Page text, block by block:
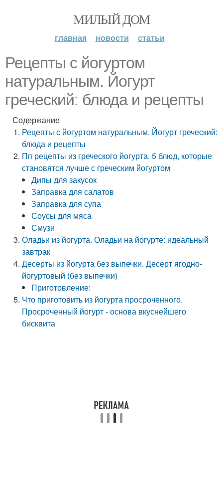
МИЛЫЙ ДОМ
главная новости статьи
Рецепты с йогуртом
натуральным. Йогурт
греческий: блюда и рецепты
Содержание
Рецепты с йогуртом натуральным. Йогурт греческий:
блюда и рецепты
Пп рецепты из греческого йогурта. 5 блюд, которые
становятся лучше с греческим йогуртом
Дипы для закусок
Заправка для салатов
Заправка для супа
Соусы для мяса
Смузи
Оладьи из йогурта. Оладьи на йогурте: идеальный
завтрак
Десерты из йогурта без выпечки. Десерт ягодно-
йогуртовый (без выпечки)
Приготовление:
Что приготовить из йогурта просроченного.
Просроченный йогурт - основа вкуснейшего
бисквита